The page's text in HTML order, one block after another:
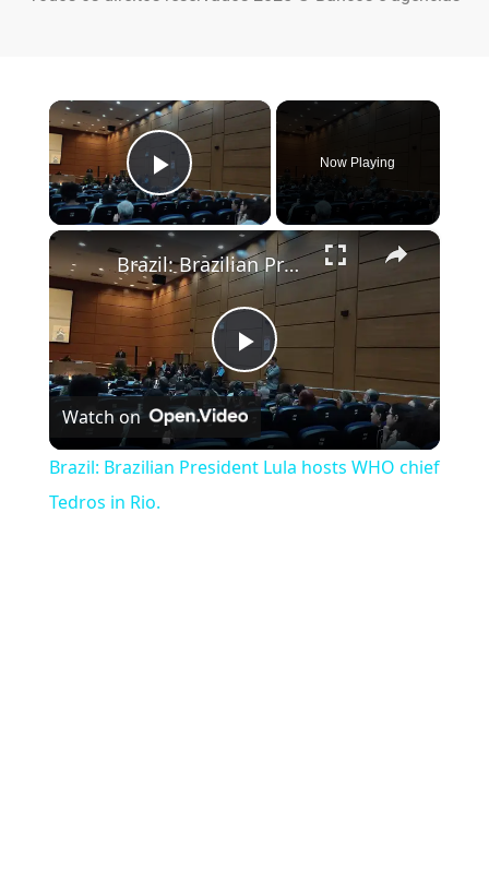
×
Play Video
Now Playing
×
Play Video
Brazil: Brazilian President Lula hosts WHO chief Tedros in Rio.
Watch on
Brazil: Brazilian President Lula hosts WHO chief
Tedros in Rio.